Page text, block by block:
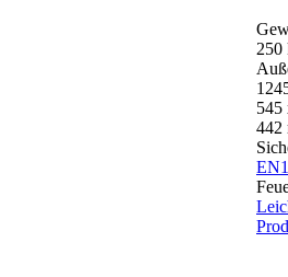
250
545
442
EN1